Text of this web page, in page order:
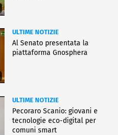
ULTIME NOTIZIE
Al Senato presentata la
piattaforma Gnosphera
ULTIME NOTIZIE
Pecoraro Scanio: giovani e
tecnologie eco-digital per
comuni smart